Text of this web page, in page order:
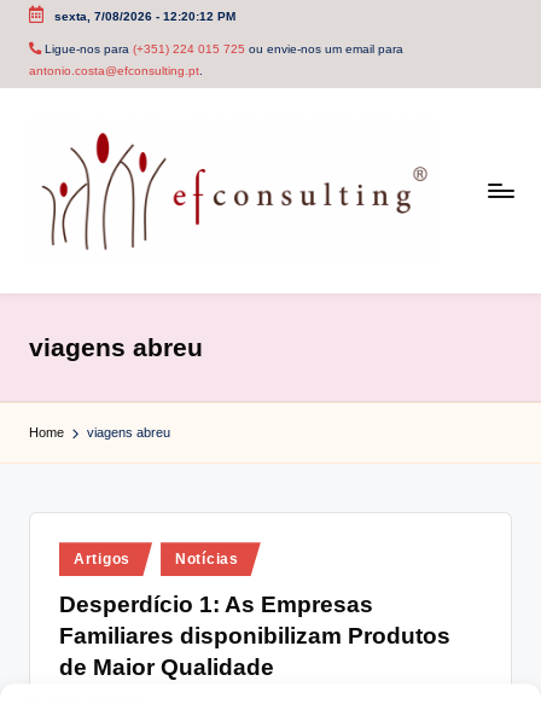
Skip
sexta, 7/08/2026- 12:20:12 PM
Ligue-nos para (+351) 224 015 725 ou envie-nos um email para
antonio.costa@efconsulting.pt.
c
o
n
u
g
viagens abreu
Home viagens abreu
Posted
in
Artigos Notícias
Desperdício 1: As Empresas
Familiares disponibilizam Produtos
de Maior Qualidade